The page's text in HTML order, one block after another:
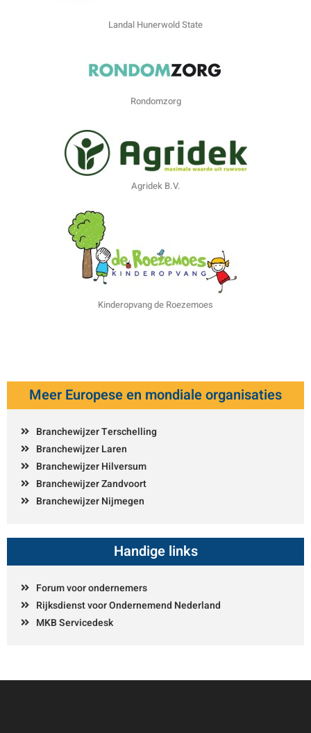
Landal Hunerwold State
Rondomzorg
Agridek B.V.
Kinderopvang de Roezemoes
Meer Europese en mondiale organisaties
Branchewijzer Terschelling
Branchewijzer Laren
Branchewijzer Hilversum
Branchewijzer Zandvoort
Branchewijzer Nijmegen
Handige links
Forum voor ondernemers
Rijksdienst voor Ondernemend Nederland
MKB Servicedesk